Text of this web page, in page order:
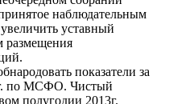
наблюдательным
уставный
размещения
показатели за
по МСФО. Чистый
полугодии 2013г.